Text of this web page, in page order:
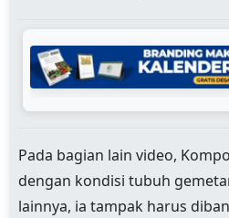
Pada bagian lain video,
dengan kondisi tubuh
lainnya, ia tampak harus